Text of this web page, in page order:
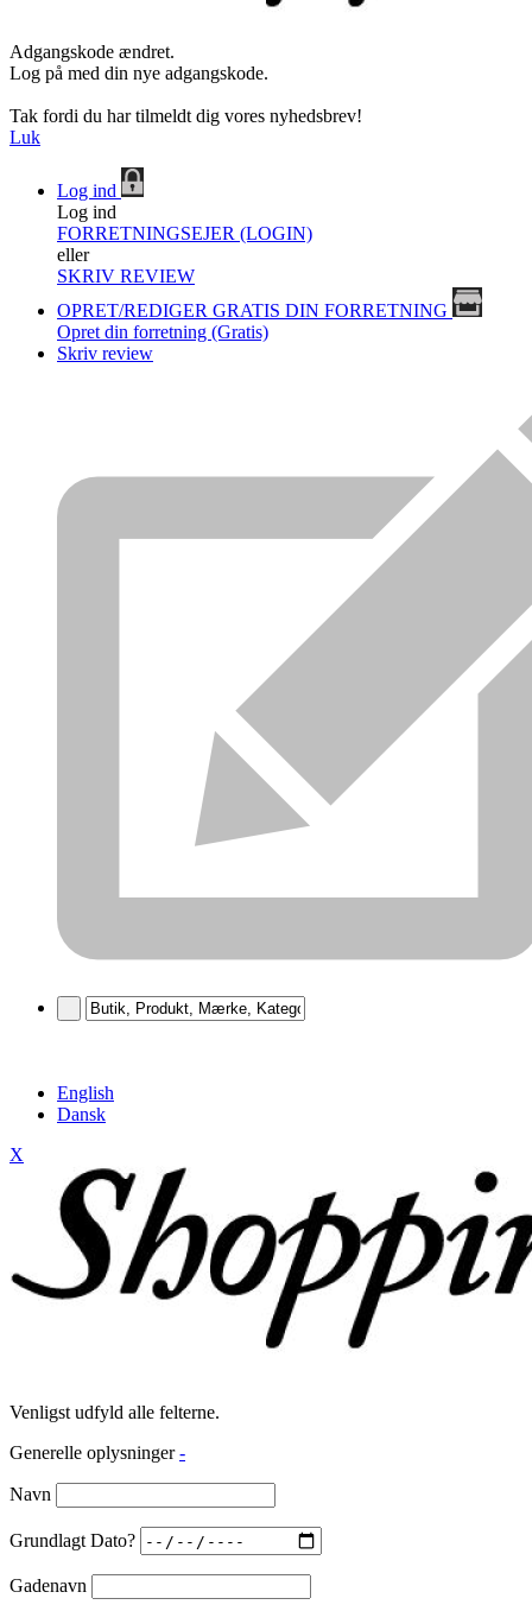
Adgangskode ændret.
Log på med din nye adgangskode.
Tak fordi du har tilmeldt dig vores nyhedsbrev!
Luk
Log ind
Log ind
FORRETNINGSEJER (LOGIN)
eller
SKRIV REVIEW
OPRET/REDIGER GRATIS DIN FORRETNING
Opret din forretning (Gratis)
Skriv review
English
Dansk
X
Venligst udfyld alle felterne.
Generelle oplysninger -
Navn
Grundlagt Dato?
Gadenavn